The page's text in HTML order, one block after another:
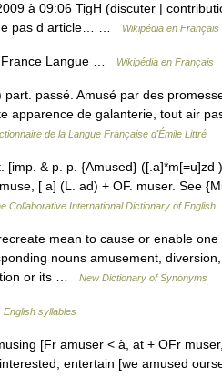
à 09:06 TigH (discuter |
pas d article… …
Wikipédia en Français
Langue … Wikipédia en Français
passé. Amusé par des
apparence de galanterie, tout air
de la Langue Française d'Émile Littré
& p. p. {Amused} ([.a]*m[=u]zd
[ a] (L. ad) + OF. muser. See
Collaborative International Dictionary of English
mean to cause or enable one
nouns amusement,
or its …
New Dictionary of Synonyms
English syllables
[Fr amuser < à, at + OFr
entertain [we amused